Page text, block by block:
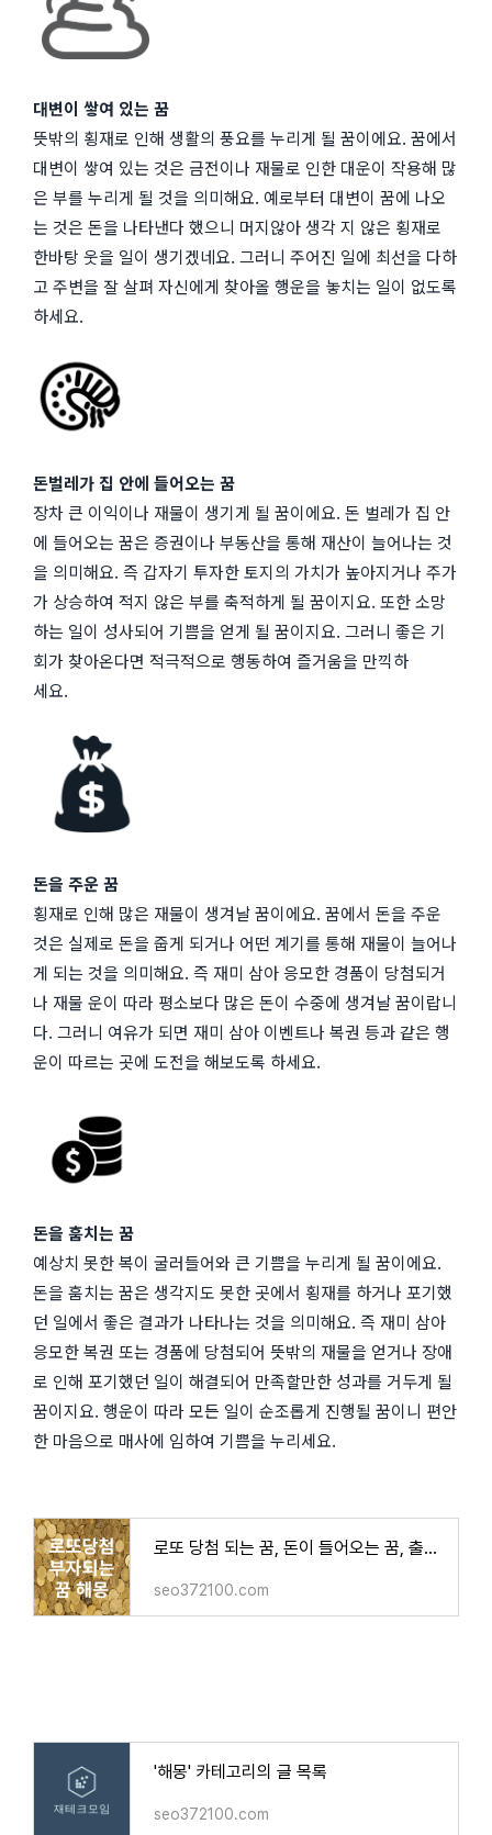
대변이 쌓여 있는 꿈
뜻밖의 횡재로 인해 생활의 풍요를 누리게 될 꿈이에요. 꿈에서
대변이 쌓여 있는 것은 금전이나 재물로 인한 대운이 작용해 많
은 부를 누리게 될 것을 의미해요. 예로부터 대변이 꿈에 나오
는 것은 돈을 나타낸다 했으니 머지않아 생각 지 않은 횡재로
한바탕 웃을 일이 생기겠네요. 그러니 주어진 일에 최선을 다하
고 주변을 잘 살펴 자신에게 찾아올 행운을 놓치는 일이 없도록
하세요.
돈벌레가 집 안에 들어오는 꿈
장차 큰 이익이나 재물이 생기게 될 꿈이에요. 돈 벌레가 집 안
에 들어오는 꿈은 증권이나 부동산을 통해 재산이 늘어나는 것
을 의미해요. 즉 갑자기 투자한 토지의 가치가 높아지거나 주가
가 상승하여 적지 않은 부를 축적하게 될 꿈이지요. 또한 소망
하는 일이 성사되어 기쁨을 얻게 될 꿈이지요. 그러니 좋은 기
회가 찾아온다면 적극적으로 행동하여 즐거움을 만끽하
세요.
돈을 주운 꿈
횡재로 인해 많은 재물이 생겨날 꿈이에요. 꿈에서 돈을 주운
것은 실제로 돈을 줍게 되거나 어떤 계기를 통해 재물이 늘어나
게 되는 것을 의미해요. 즉 재미 삼아 응모한 경품이 당첨되거
나 재물 운이 따라 평소보다 많은 돈이 수중에 생겨날 꿈이랍니
다. 그러니 여유가 되면 재미 삼아 이벤트나 복권 등과 같은 행
운이 따르는 곳에 도전을 해보도록 하세요.
돈을 훔치는 꿈
예상치 못한 복이 굴러들어와 큰 기쁨을 누리게 될 꿈이에요.
돈을 훔치는 꿈은 생각지도 못한 곳에서 횡재를 하거나 포기했
던 일에서 좋은 결과가 나타나는 것을 의미해요. 즉 재미 삼아
응모한 복권 또는 경품에 당첨되어 뜻밖의 재물을 얻거나 장애
로 인해 포기했던 일이 해결되어 만족할만한 성과를 거두게 될
꿈이지요. 행운이 따라 모든 일이 순조롭게 진행될 꿈이니 편안
한 마음으로 매사에 임하여 기쁨을 누리세요.
로또 당첨 되는 꿈, 돈이 들어오는 꿈, 출세 하는 꿈 ( 금을 줍는, 금가루에 관한, 구더기를 보는,
seo372100.com
'해몽' 카테고리의 글 목록
seo372100.com